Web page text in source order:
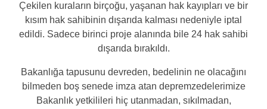
Çekilen kuraların birçoğu, yaşanan hak kayıpları ve bir
kısım hak sahibinin dışarıda kalması nedeniyle iptal
edildi. Sadece birinci proje alanında bile 24 hak sahibi
dışarıda bırakıldı.
Bakanlığa tapusunu devreden, bedelinin ne olacağını
bilmeden boş senede imza atan depremzedelerimize
Bakanlık yetkilileri hiç utanmadan, sıkılmadan,